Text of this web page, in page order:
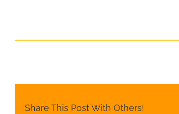
Share This Post With Others!